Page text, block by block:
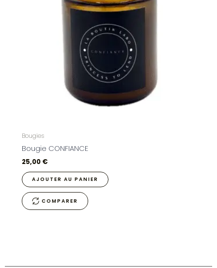
Bougies
Bougie CONFIANCE
25,00 €
AJOUTER AU PANIER
COMPARER